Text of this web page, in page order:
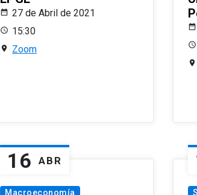
27 de Abril de 2021
15:30
Zoom
16 ABR
Macroeconomía